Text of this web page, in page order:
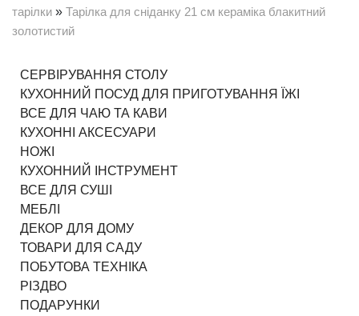
тарілки » Тарілка для сніданку 21 см кераміка блакитний
золотистий
СЕРВІРУВАННЯ СТОЛУ
КУХОННИЙ ПОСУД ДЛЯ ПРИГОТУВАННЯ ЇЖІ
ВСЕ ДЛЯ ЧАЮ ТА КАВИ
КУХОННІ АКСЕСУАРИ
НОЖІ
КУХОННИЙ ІНСТРУМЕНТ
ВСЕ ДЛЯ СУШІ
МЕБЛІ
ДЕКОР ДЛЯ ДОМУ
ТОВАРИ ДЛЯ САДУ
ПОБУТОВА ТЕХНІКА
РІЗДВО
ПОДАРУНКИ